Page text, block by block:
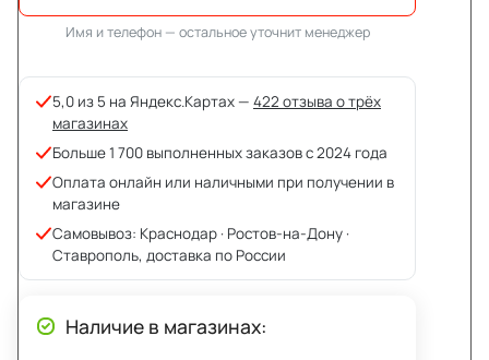
Имя и телефон — остальное уточнит менеджер
5,0 из 5 на Яндекс.Картах — 422 отзыва о трёх
магазинах
Больше 1 700 выполненных заказов с 2024 года
Оплата онлайн или наличными при получении в
магазине
Самовывоз: Краснодар · Ростов-на-Дону ·
Ставрополь, доставка по России
Наличие в магазинах: